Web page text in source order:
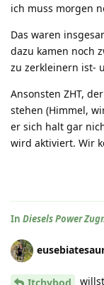
ich muss morgen
Das waren
dazu kamen noch
zu zerkleinern ist-
Ansonsten ZHT,
stehen (Himmel,
er sich halt gar
wird aktiviert. Wir
In Diesels Power
Itchybod